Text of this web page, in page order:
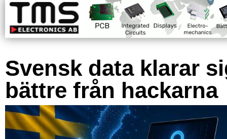
Svensk data klarar
bättre från hackarna